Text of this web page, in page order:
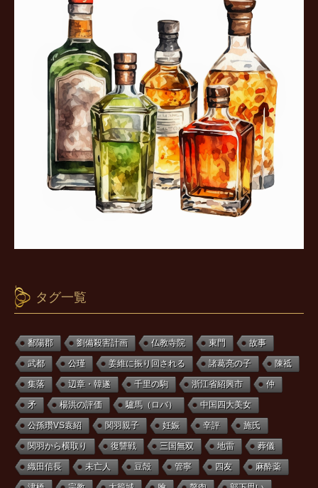
タグ一覧
鄱陽郡 劉備殺害計画 仏教寺院 東門 故事
武都 公瑾 姜維に振り回される 諸葛亮の子 陳祗
集落 辺章・韓遂 千里の駒 浙江省紹興市 仲
矛 楊洪の評価 驢馬（ロバ） 中国四大美女
公孫瓚VS袁紹 関羽親子 妊娠 辛評 施氏
関羽から横取り 復讐戦 三国無双 地雷 葬儀
織田信長 未亡人 豆殻 管寧 四友 麻酔薬